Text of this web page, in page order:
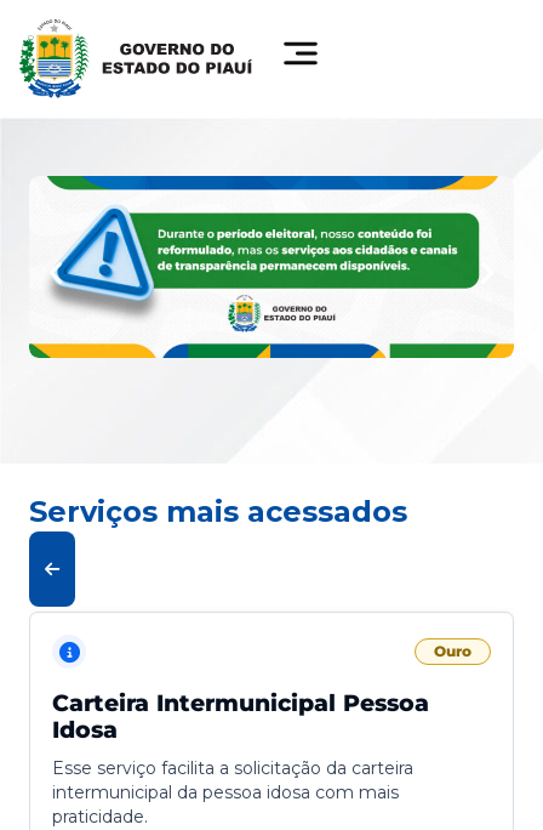
Serviços mais acessados
Ouro
Carteira Intermunicipal Pessoa
Idosa
Esse serviço facilita a solicitação da carteira
intermunicipal da pessoa idosa com mais
praticidade.